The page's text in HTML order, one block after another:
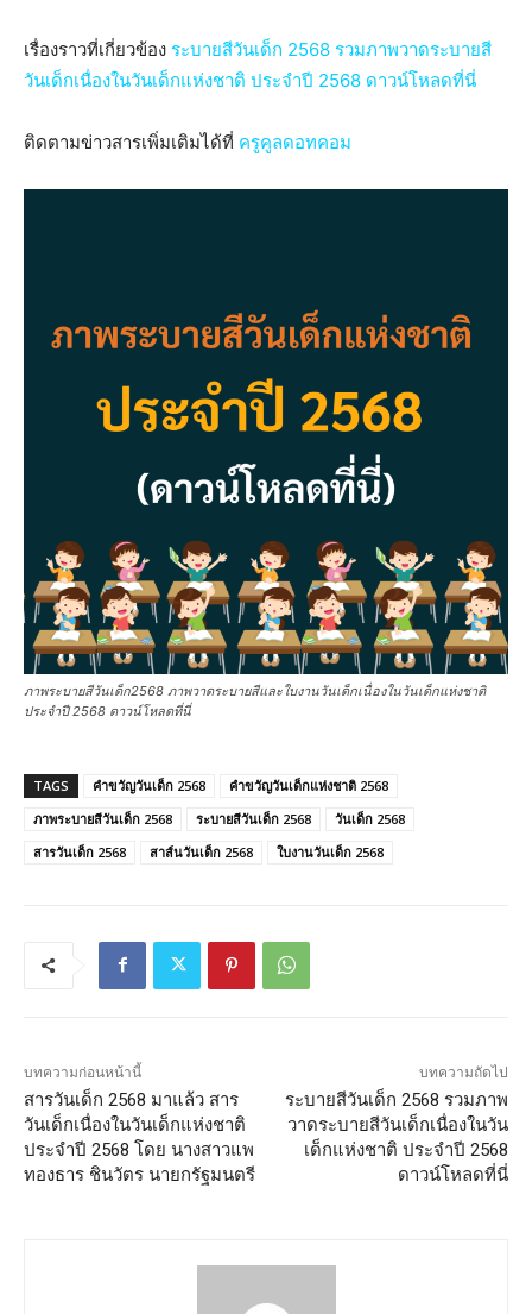
เรื่องราวที่เกี่ยวข้อง ระบายสีวันเด็ก 2568 รวมภาพวาดระบายสี
วันเด็กเนื่องในวันเด็กแห่งชาติ ประจำปี 2568 ดาวน์โหลดที่นี่
ติดตามข่าวสารเพิ่มเติมได้ที่ ครูคูลดอทคอม
ภาพระบายสีวันเด็ก2568 ภาพวาดระบายสีและใบงานวันเด็กเนื่องในวันเด็กแห่งชาติ
ประจำปี 2568 ดาวน์โหลดที่นี่
TAGS คําขวัญวันเด็ก 2568
คําขวัญวันเด็กแห่งชาติ 2568
ภาพระบายสีวันเด็ก 2568
ระบายสีวันเด็ก 2568
วันเด็ก 2568
สารวันเด็ก 2568
สาส์นวันเด็ก 2568 ใบงานวันเด็ก 2568
บทความก่อนหน้านี้
สารวันเด็ก 2568 มาแล้ว สาร
วันเด็กเนื่องในวันเด็กแห่งชาติ
ประจำปี 2568 โดย นางสาวแพ
ทองธาร ชินวัตร นายกรัฐมนตรี
บทความถัดไป
ระบายสีวันเด็ก 2568 รวมภาพ
วาดระบายสีวันเด็กเนื่องในวัน
เด็กแห่งชาติ ประจำปี 2568
ดาวน์โหลดที่นี่